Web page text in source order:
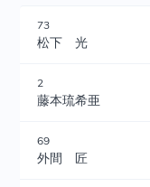
73
松下 光
2
藤本琉希亜
69
外間 匠